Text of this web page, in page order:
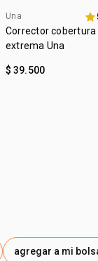
4u al 40%
Una
Corrector cobertura
extrema Una
$ 39.500
agregar a mi